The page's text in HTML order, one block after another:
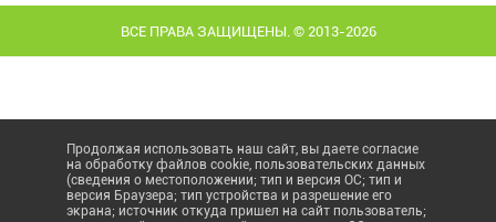
ВСЕ ПРАВА ЗАЩИЩЕНЫ. © 2013-2026
Продолжая использовать наш сайт, вы даете согласие
на обработку файлов cookie, пользовательских данных
(сведения о местоположении; тип и версия ОС; тип и
версия Браузера; тип устройства и разрешение его
экрана; источник откуда пришел на сайт пользователь;